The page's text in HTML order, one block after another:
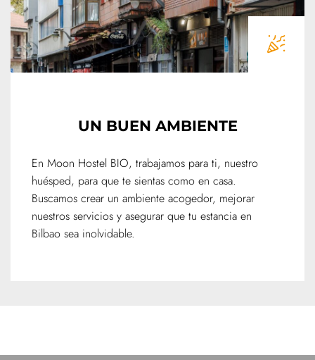
UN BUEN AMBIENTE
En Moon Hostel BIO, trabajamos para ti, nuestro
huésped, para que te sientas como en casa.
Buscamos crear un ambiente acogedor, mejorar
nuestros servicios y asegurar que tu estancia en
Bilbao sea inolvidable.